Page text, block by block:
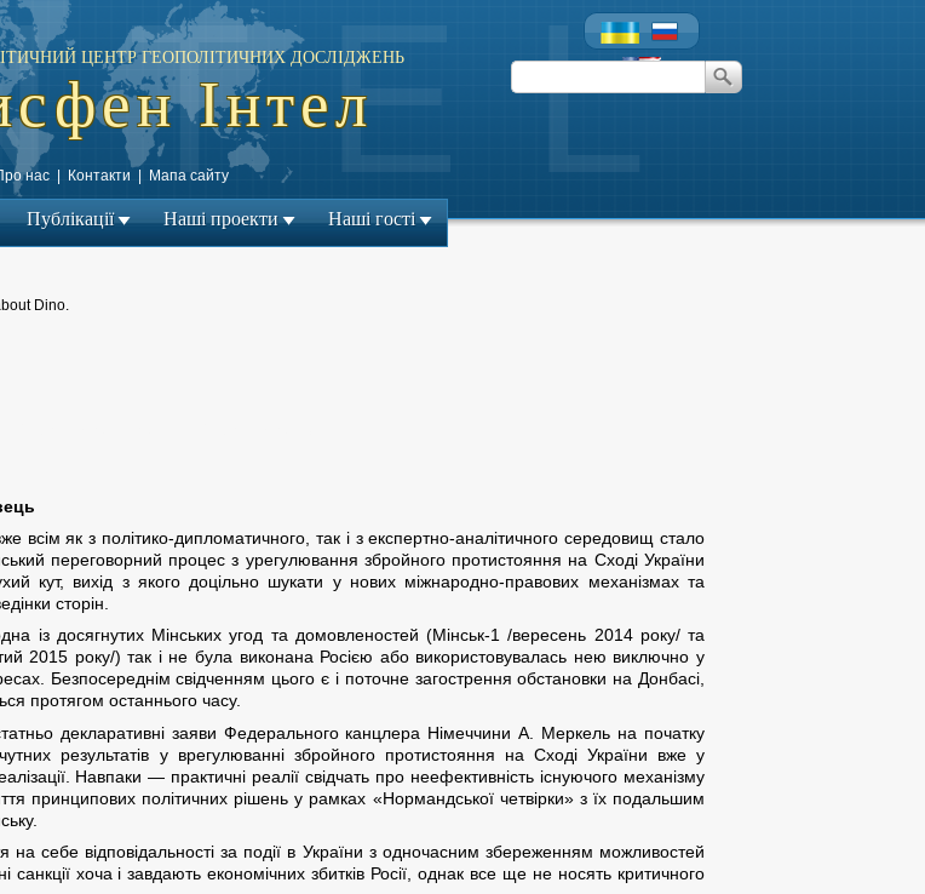
ЦЕНТР ГЕОПОЛІТИЧНИХ ДОСЛІДЖЕНЬ
Інтел
нас Контакти Мапа сайту
Публікації Наші проекти Наші гості
Dino.
всім як з політико-дипломатичного, так і з експертно-аналітичного середовищ стало
переговорний процес з урегулювання збройного протистояння на Сході України
кут, вихід з якого доцільно шукати у нових міжнародно-правових механізмах та
сторін.
із досягнутих Мінських угод та домовленостей (Мінськ-1 /вересень 2014 року/ та
2015 року/) так і не була виконана Росією або використовувалась нею виключно у
Безпосереднім свідченням цього є і поточне загострення обстановки на Донбасі,
протягом останнього часу.
декларативні заяви Федерального канцлера Німеччини А. Меркель на початку
результатів у врегулюванні збройного протистояння на Сході України вже у
Навпаки — практичні реалії свідчать про неефективність існуючого механізму
принципових політичних рішень у рамках «Нормандської четвірки» з їх подальшим
на себе відповідальності за події в України з одночасним збереженням можливостей
хоча і завдають економічних збитків Росії, однак все ще не носять критичного